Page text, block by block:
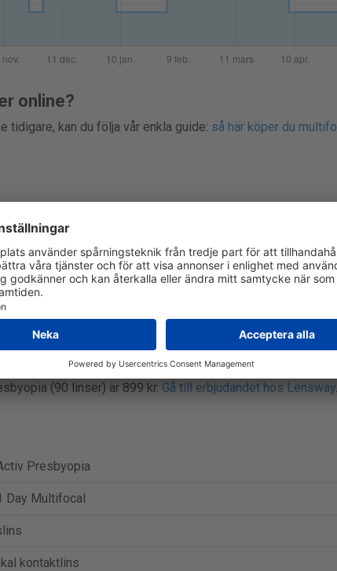
online?
tidigare, kan du följa vår enkla guide: så här köper du
med 30 eller 90 kontaktlinser. Just nu är det lägsta priset
innan du köper iWear Activ Presbyopia online.
enkelt kan hitta konkurrenskraftiga priser och spara
30 eller 90 kontaktlinser.
(30 linser) är 345 kr. Gå till erbjudandet hos Alensa.
(90 linser) är 899 kr. Gå till erbjudandet hos Lensway.
Presbyopia
Day Multifocal
kontaktlins